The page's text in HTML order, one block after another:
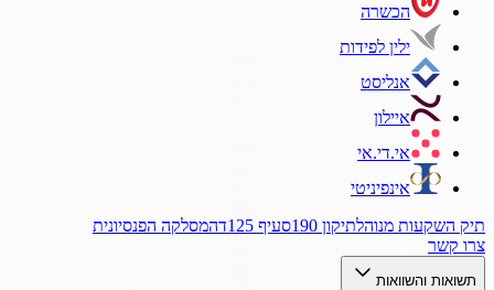
הכשרה
ילין לפידות
אנליסט
איילון
אי.די.אי
אינפיניטי
תיק השקעות מנוהלתיקון 190 סעיף 125ד
המסלקה הפנסיונית
צרו קשר
תשואות והשוואות